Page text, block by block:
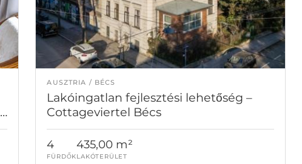
AUSZTRIA BÉCS
Lakóingatlan fejlesztési lehetőség –
Cottageviertel Bécs
4
FÜRDŐK
435,00 m²
LAKÓTERÜLET